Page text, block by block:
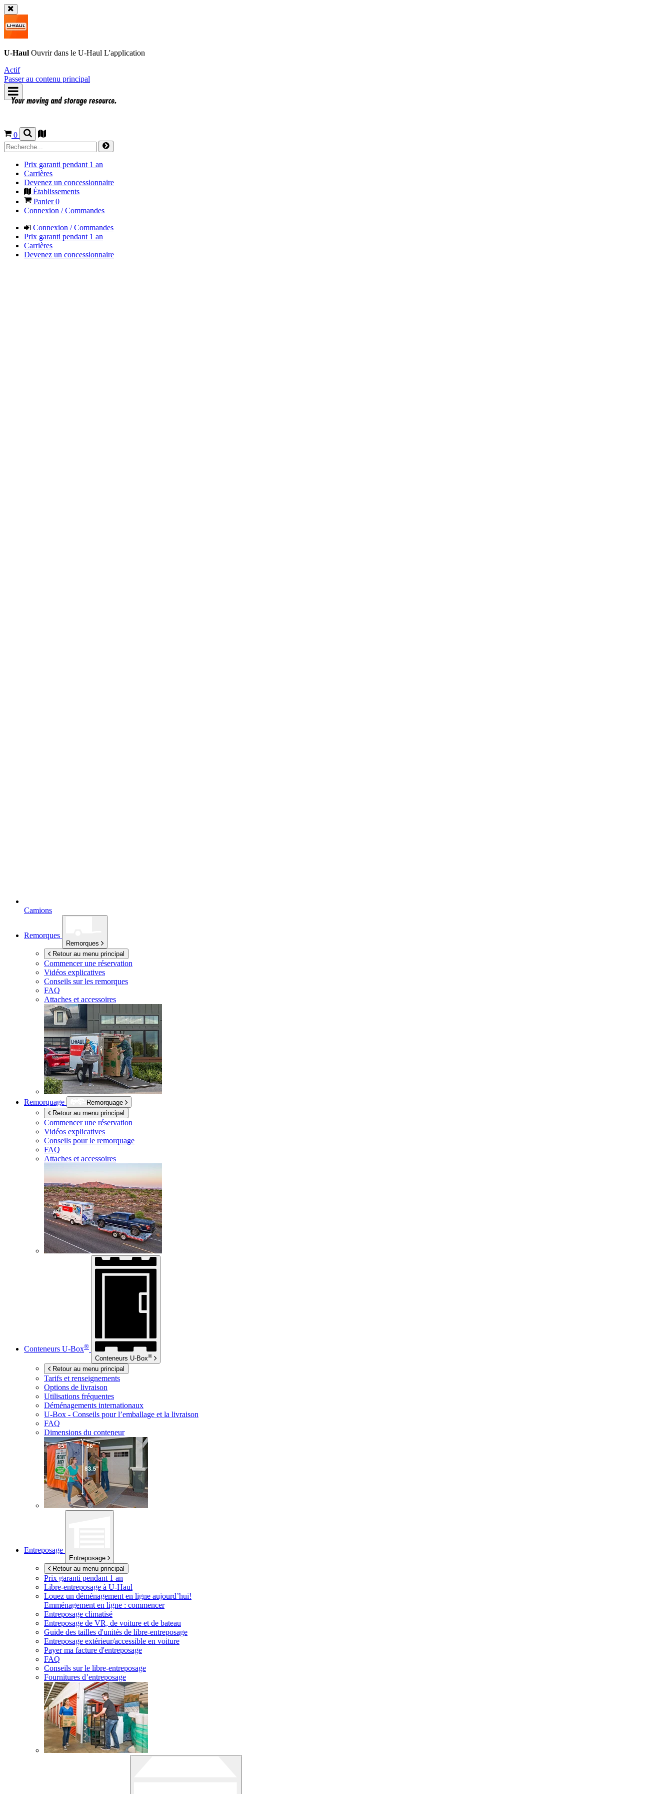
U-Haul Ouvrir dans le U-Haul L'application
Actif
Passer au contenu principal
0
Prix garanti pendant 1 an
Carrières
Devenez un concessionnaire
Établissements
Panier0
Connexion / Commandes
Connexion / Commandes
Prix garanti pendant 1 an
Carrières
Devenez un concessionnaire
Camions
Remorques
Remorques
Retour au menu principal
Commencer une réservation
Vidéos explicatives
Conseils sur les remorques
FAQ
Attaches et accessoires
Remorquage
Remorquage
Retour au menu principal
Commencer une réservation
Vidéos explicatives
Conseils pour le remorquage
FAQ
Attaches et accessoires
Conteneurs U-Box®
Conteneurs U-Box®
Retour au menu principal
Tarifs et renseignements
Options de livraison
Utilisations fréquentes
Déménagements internationaux
U-Box - Conseils pour l’emballage et la livraison
FAQ
Dimensions du conteneur
Entreposage
Entreposage
Retour au menu principal
Prix garanti pendant 1 an
Libre-entreposage à U-Haul
Louez un déménagement en ligne aujourd’hui!
Emménagement en ligne : commencer
Entreposage climatisé
Entreposage de VR, de voiture et de bateau
Guide des tailles d'unités de libre-entreposage
Entreposage extérieur/accessible en voiture
Payer ma facture d'entreposage
FAQ
Conseils sur le libre-entreposage
Fournitures d’entreposage